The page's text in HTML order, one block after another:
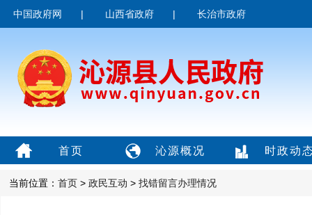
中国政府网 | 山西省政府 | 长治市政府
首页 沁源概况 时政动
当前位置： 首页 > 政民互动 > 找错留言办理情况